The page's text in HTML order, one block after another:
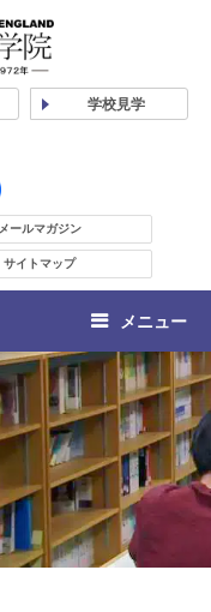
学校見学
メールマガジン
サイトマップ
メニュー